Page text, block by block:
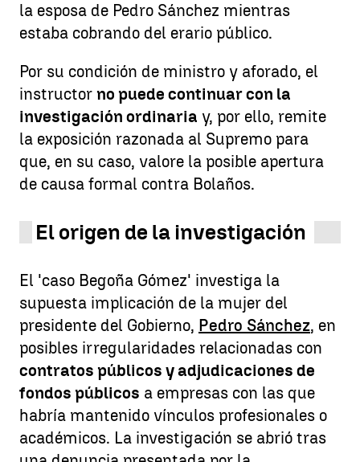
la esposa de Pedro Sánchez mientras
estaba cobrando del erario público.
Por su condición de ministro y aforado, el
instructor no puede continuar con la
investigación ordinaria y, por ello, remite
la exposición razonada al Supremo para
que, en su caso, valore la posible apertura
de causa formal contra Bolaños.
El origen de la investigación
El 'caso Begoña Gómez' investiga la
supuesta implicación de la mujer del
presidente del Gobierno, Pedro Sánchez, en
posibles irregularidades relacionadas con
contratos públicos y adjudicaciones de
fondos públicos a empresas con las que
habría mantenido vínculos profesionales o
académicos. La investigación se abrió tras